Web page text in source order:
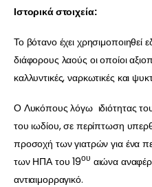
Ιστορικά στοιχεία:
Το βότανο έχει
διάφορους λαούς οι οποίοι
καλλυντικές, ναρκωτικές και
Ο Λυκόπους λόγω ιδιότητας
του ιωδίου, σε περίπτωση
προσοχή των γιατρών για ένα
των ΗΠΑ του 19ου αιώνα
αντιαιμορραγικό.